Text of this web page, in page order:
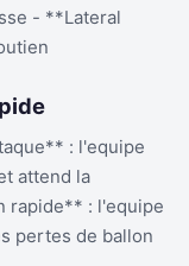
- **Lateral
: l'equipe
attend la
rapide** : l'equipe
pertes de ballon